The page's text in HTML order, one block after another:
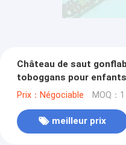
Château de saut
toboggans pour enfants
Prix：Négociable MOQ：
meilleur prix